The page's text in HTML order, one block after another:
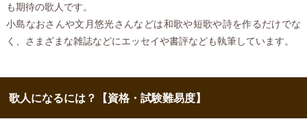
も期待の歌人です。
小島なおさんや文月悠光さんなどは和歌や短歌や詩を作るだけでな
く、さまざまな雑誌などにエッセイや書評なども執筆しています。
歌人になるには？【資格・試験難易度】